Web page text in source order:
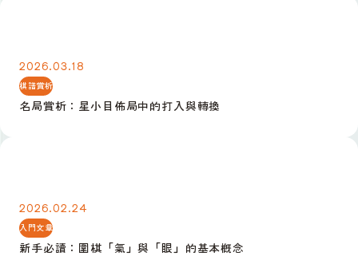
2026.03.18
棋譜賞析
名局賞析：星小目佈局中的打入與轉換
2026.02.24
入門文章
新手必讀：圍棋「氣」與「眼」的基本概念